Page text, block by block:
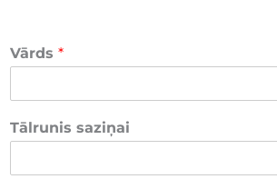
Vārds *
Tālrunis saziņai